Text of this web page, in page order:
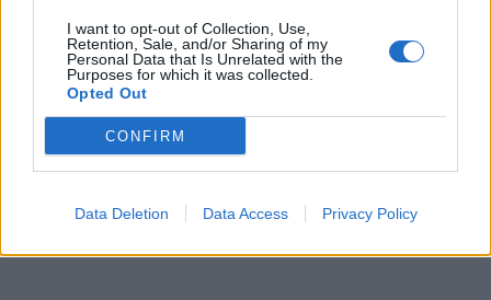
I want to opt-out of Collection, Use,
Retention, Sale, and/or Sharing of my
Personal Data that Is Unrelated with the
Purposes for which it was collected.
Opted Out
CONFIRM
Data Deletion Data Access Privacy Policy